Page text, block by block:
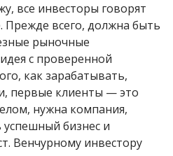
все инвесторы говорят
всего, должна быть
рыночные
с проверенной
как зарабатывать,
первые клиенты — это
нужна компания,
бизнес и
Венчурному инвестору